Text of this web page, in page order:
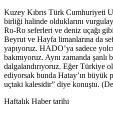
Kuzey Kıbrıs Türk Cumhuriyeti
birliği halinde olduklarını
Ro-Ro seferleri ve deniz uçağı
Beyrut ve Hayfa limanlarına da
yapıyoruz. HADO’ya sadece
bakmıyoruz. Aynı zamanda şanlı
dalgalandırıyoruz. Eğer Türkiye
ediyorsak bunda Hatay’ın büyük
uçtaki kalesidir” diye konuştu.
Haftalık Haber tarihi